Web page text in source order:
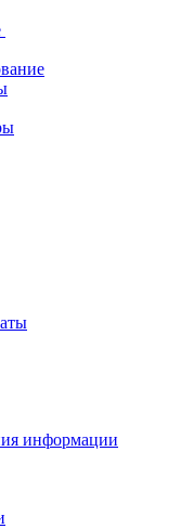
информации